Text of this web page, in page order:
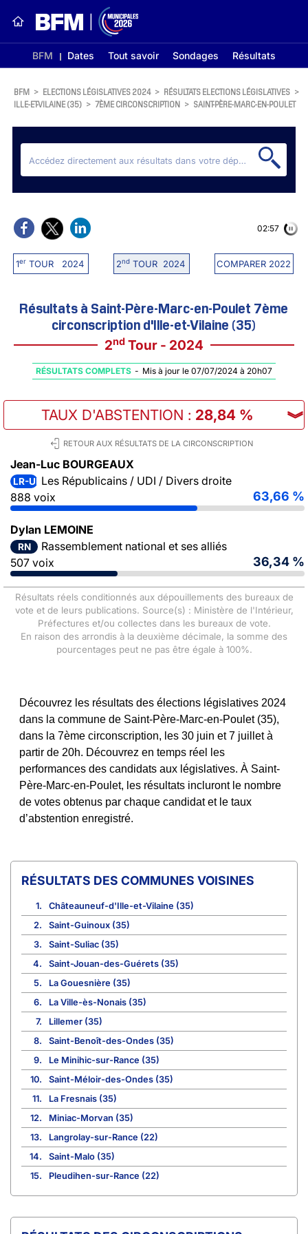
BFM Dates Tout savoir Sondages Résultats
BFM > ELECTIONS LÉGISLATIVES 2024 > RÉSULTATS ELECTIONS LÉGISLATIVES >
ILLE-ET-VILAINE (35) > 7ÈME CIRCONSCRIPTION > SAINT-PÈRE-MARC-EN-POULET
1erTOUR 2024 2ndTOUR 2024 COMPARER 2022
02:56
Résultats à Saint-Père-Marc-en-Poulet 7ème
circonscription d'Ille-et-Vilaine (35)
2nd Tour - 2024
RÉSULTATS COMPLETS - Mis à jour le 07/07/2024 à 20h07
TAUX D'ABSTENTION : 28,84 % ︾
RETOUR AUX RÉSULTATS DE LA CIRCONSCRIPTION
Jean-Luc BOURGEAUX
LR-UDI-DVDLes Républicains / UDI / Divers droite
888 voix
63,66 %
Dylan LEMOINE
RN
Rassemblement national et ses alliés
507 voix
36,34 %
Résultats réels conditionnés aux dépouillements des bureaux de
vote et de leurs publications. Source(s) : Ministère de l'Intérieur,
Préfectures et/ou collectes dans les bureaux de vote.
En raison des arrondis à la deuxième décimale, la somme des
pourcentages peut ne pas être égale à 100%.
Découvrez les résultats des élections législatives 2024
dans la commune de Saint-Père-Marc-en-Poulet (35),
dans la 7ème circonscription, les 30 juin et 7 juillet à
partir de 20h. Découvrez en temps réel les
performances des candidats aux législatives. À Saint-
Père-Marc-en-Poulet, les résultats incluront le nombre
de votes obtenus par chaque candidat et le taux
d’abstention enregistré.
COMMUNES VOISINES
1.
Châteauneuf-d'Ille-et-Vilaine (35)
2.
Saint-Guinoux (35)
3.
Saint-Suliac (35)
4.
Saint-Jouan-des-Guérets (35)
5.
La Gouesnière (35)
6.
La Ville-ès-Nonais (35)
7.
Lillemer (35)
8.
Saint-Benoît-des-Ondes (35)
9.
Le Minihic-sur-Rance (35)
10.
Saint-Méloir-des-Ondes (35)
11.
La Fresnais (35)
12.
Miniac-Morvan (35)
13.
Langrolay-sur-Rance (22)
14.
Saint-Malo (35)
15.
Pleudihen-sur-Rance (22)